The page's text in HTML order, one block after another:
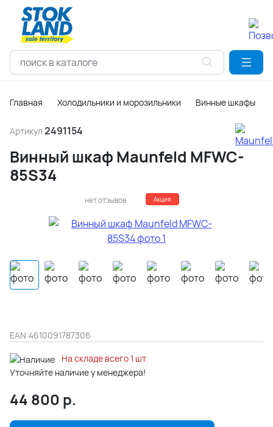
Главная Холодильники и морозильники Винные шкафы
Артикул 2491154
Винный шкаф Maunfeld MFWC-
85S34
нет отзывов Акция
EAN:4610091787306
На складе всего 1 шт.
Уточняйте наличие у менеджера!
44 800 р.